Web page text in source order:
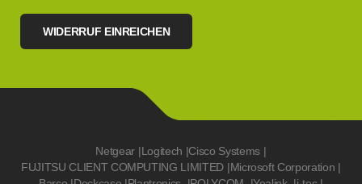
WIDERRUF EINREICHEN
Netgear |Logitech |Cisco Systems |
FUJITSU CLIENT COMPUTING LIMITED |Microsoft Corporation |